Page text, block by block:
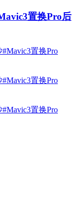
置换Pro后